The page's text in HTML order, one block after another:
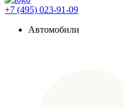
+7 (495) 023-91-09
Автомобили